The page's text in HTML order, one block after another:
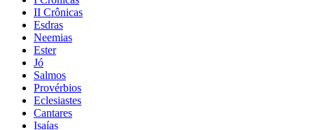
II Crônicas
Esdras
Neemias
Ester
Jó
Salmos
Provérbios
Eclesiastes
Cantares
Isaías